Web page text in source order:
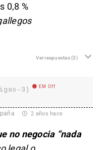
0,8 %
Ver respuestas(3)
3) EM Off
2 años hace
no negocia “nada